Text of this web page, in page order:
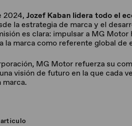
2024, Jozef Kaban lidera todo el
la estrategia de marca y el
es clara: impulsar a MG
la marca como referente global de
MG Motor refuerza su
visión de futuro en la que cada
marca.